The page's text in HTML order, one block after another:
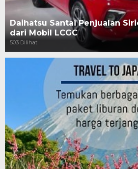
Daihatsu Santai Penjualan
dari Mobil LCGC
503 Dilihat